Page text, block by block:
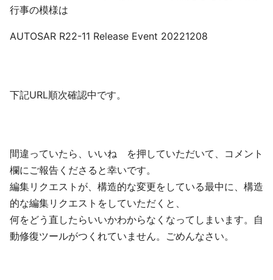
行事の模様は
AUTOSAR R22-11 Release Event 20221208
下記URL順次確認中です。
間違っていたら、いいね を押していただいて、コメント
欄にご報告くださると幸いです。
編集リクエストが、構造的な変更をしている最中に、構造
的な編集リクエストをしていただくと、
何をどう直したらいいかわからなくなってしまいます。自
動修復ツールがつくれていません。ごめんなさい。